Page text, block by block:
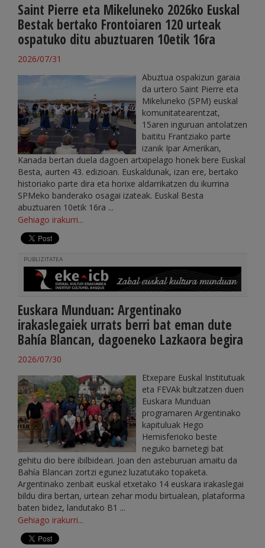
Saint Pierre eta Mikeluneko 2026ko Euskal
Bestak bertako Frontoiaren 120 urteak
ospatuko ditu abuztuaren 10etik 16ra
2026/07/31
Abuztua ospakizun garaia
da urtero Saint Pierre eta
Mikeluneko (SPM) euskal
komunitatearentzat,
15aren inguruan antolatzen
baititu Frantziako parte
izanik Ipar Amerikan,
Kanada bertan duela dagoen artxipelago honek bere Euskal
Besta, aurten 43. edizioan. Euskaldunak, izan ere, bertako
historiako parte dira eta horixe aldarrikatzen du ikurrina
SPMeko banderako osagai izateak. Euskal Besta
abuztuaren 10etik 16ra ...
Gehiago irakurri...
PUBLIZITATEA
Euskara Munduan: Argentinako
irakaslegaiek urrats berri bat eman dute
Bahía Blancan, dagoeneko Lazkaora begira
2026/07/30
Etxepare Euskal Institutuak
eta FEVAk bultzatzen duen
Euskara Munduan
programaren Argentinako
kapituluak Hego
Hemisferioko beste
neguko barnetegi bat
gehitu dio bere ibilbideari. Joan den asteburuan amaitu da
Bahía Blancan zortzi egunez luzatutako topaketa.
Argentinako zenbait euskal etxetako 14 euskara irakaslegai
bildu dira bertan, urtean zehar modu birtualean, plataforma
baten bidez, landutako B1 ...
Gehiago irakurri...